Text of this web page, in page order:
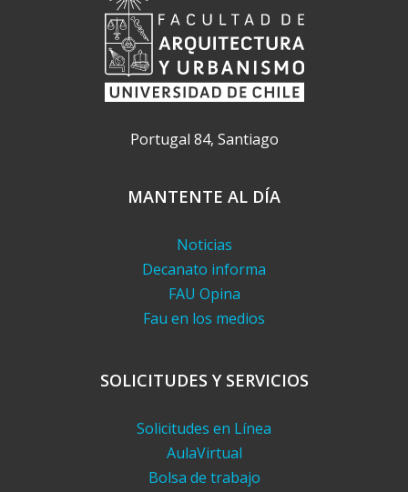
Portugal 84, Santiago
MANTENTE AL DÍA
Noticias
Decanato informa
FAU Opina
Fau en los medios
SOLICITUDES Y SERVICIOS
Solicitudes en Línea
AulaVirtual
Bolsa de trabajo